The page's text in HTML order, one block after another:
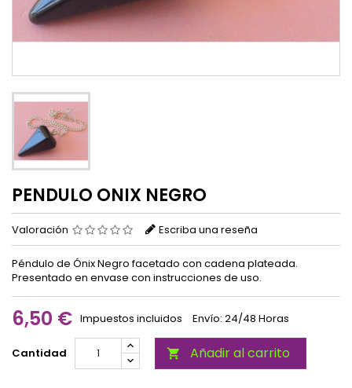
PENDULO ONIX NEGRO
Valoración Escriba una reseña
Péndulo de Ónix Negro facetado con cadena plateada.
Presentado en envase con instrucciones de uso.
6,50 € Impuestos incluidos Envío: 24/48 Horas
Cantidad  Añadir al carrito